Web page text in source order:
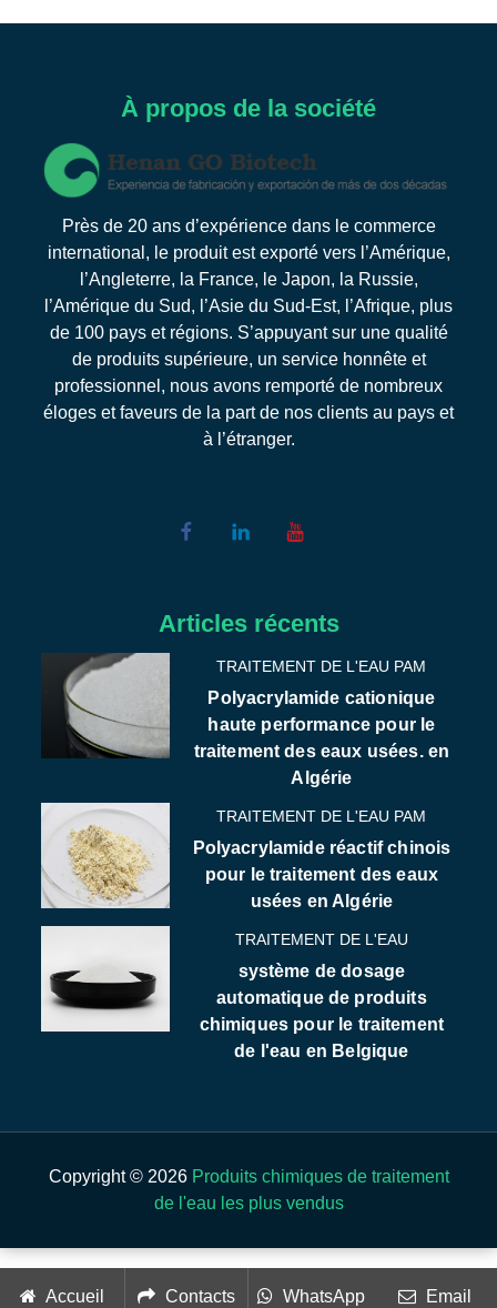
À propos de la société
Près de 20 ans d’expérience dans le commerce
international, le produit est exporté vers l’Amérique,
l’Angleterre, la France, le Japon, la Russie,
l’Amérique du Sud, l’Asie du Sud-Est, l’Afrique, plus
de 100 pays et régions. S’appuyant sur une qualité
de produits supérieure, un service honnête et
professionnel, nous avons remporté de nombreux
éloges et faveurs de la part de nos clients au pays et
à l’étranger.
Articles récents
TRAITEMENT DE L'EAU PAM
Polyacrylamide cationique
haute performance pour le
traitement des eaux usées. en
Algérie
TRAITEMENT DE L'EAU PAM
Polyacrylamide réactif chinois
pour le traitement des eaux
usées en Algérie
TRAITEMENT DE L'EAU
système de dosage
automatique de produits
chimiques pour le traitement
de l'eau en Belgique
Copyright © 2026 Produits chimiques de traitement
de l'eau les plus vendus
Accueil Contacts WhatsApp Email